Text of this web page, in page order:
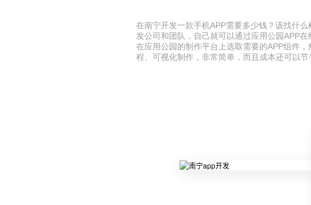
在南宁开发一款手机APP需要多少钱？该找什
发公司和团队，自己就可以通过应用公园APP
在应用公园的制作平台上选取需要的APP组件
程、可视化制作，非常简单，而且成本还可以